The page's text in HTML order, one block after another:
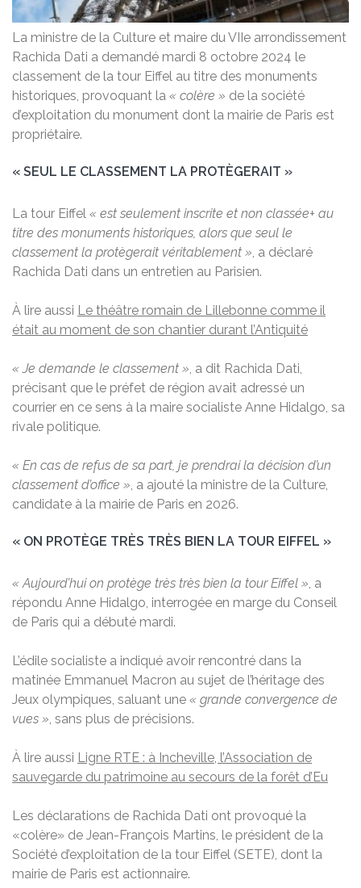
La ministre de la Culture et maire du VIIe arrondissement
Rachida Dati a demandé mardi 8 octobre 2024 le
classement de la tour Eiffel au titre des monuments
historiques, provoquant la « colère » de la société
d’exploitation du monument dont la mairie de Paris est
propriétaire.
« SEUL LE CLASSEMENT LA PROTÈGERAIT »
La tour Eiffel « est seulement inscrite et non classée+ au
titre des monuments historiques, alors que seul le
classement la protègerait véritablement » , a déclaré
Rachida Dati dans un entretien au Parisien.
À lire aussi Le théâtre romain de Lillebonne comme il
était au moment de son chantier durant l’Antiquité
« Je demande le classement » , a dit Rachida Dati,
précisant que le préfet de région avait adressé un
courrier en ce sens à la maire socialiste Anne Hidalgo, sa
rivale politique.
« En cas de refus de sa part, je prendrai la décision d’un
classement d’office » , a ajouté la ministre de la Culture,
candidate à la mairie de Paris en 2026.
« ON PROTÈGE TRÈS TRÈS BIEN LA TOUR EIFFEL »
« Aujourd’hui on protège très très bien la tour Eiffel » , a
répondu Anne Hidalgo, interrogée en marge du Conseil
de Paris qui a débuté mardi.
L’édile socialiste a indiqué avoir rencontré dans la
matinée Emmanuel Macron au sujet de l’héritage des
Jeux olympiques, saluant une « grande convergence de
vues » , sans plus de précisions.
À lire aussi Ligne RTE : à Incheville, l’Association de
sauvegarde du patrimoine au secours de la forêt d’Eu
Les déclarations de Rachida Dati ont provoqué la
«colère» de Jean-François Martins, le président de la
Société d’exploitation de la tour Eiffel (SETE), dont la
mairie de Paris est actionnaire.